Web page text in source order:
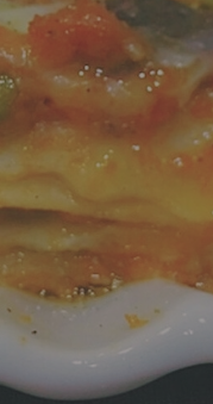
Frutta secca e
Frutta secca biologica
Legumi bio